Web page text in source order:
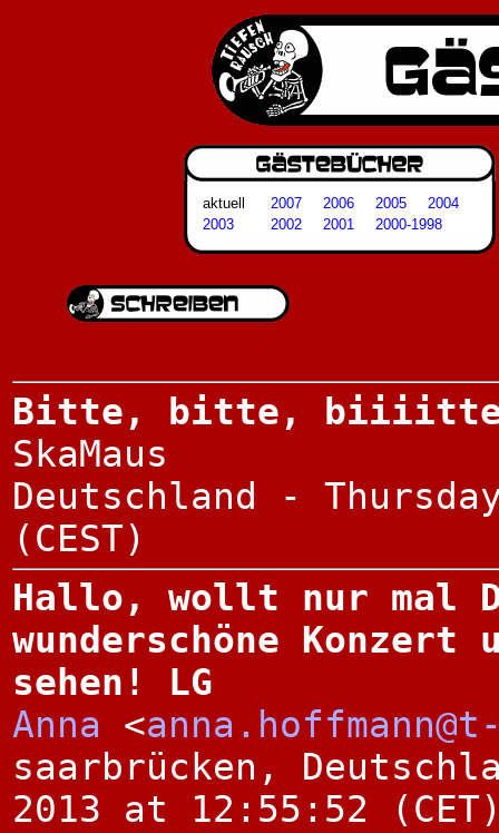
aktuell 2007 2006 2005
2004
2003
2002 2001 2000-1998
Bitte, bitte, biiiitte
SkaMaus
Deutschland -
(CEST)
Hallo, wollt nur mal
wunderschöne
sehen! LG
Anna <
saarbrücken,
2013 at 12:55:52